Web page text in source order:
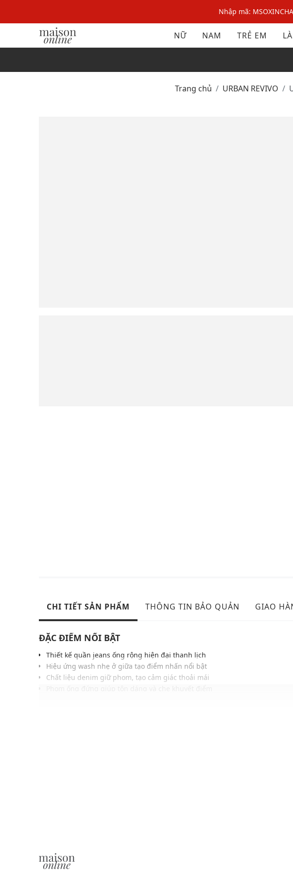
Nhập mã:
Nhập mã
Nhập mã:
NỮ NAM TRẺ EM
Trang chủ URBAN REVIVO
CHI TIẾT SẢN PHẨM THÔNG TIN BẢO QUẢN GIAO
ĐẶC ĐIỂM NỔI BẬT
Thiết kế quần jeans ống rộng hiện đại thanh lịch
Hiệu ứng wash nhẹ ở giữa tạo điểm nhấn nổi bật
Chất liệu denim giữ phom, tạo cảm giác thoải mái